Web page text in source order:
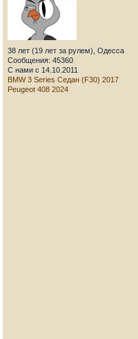
38 лет (19 лет за рулем), Одесса
Сообщения: 45360
С нами с 14.10.2011
BMW 3 Series Седан (F30) 2017
Peugeot 408 2024